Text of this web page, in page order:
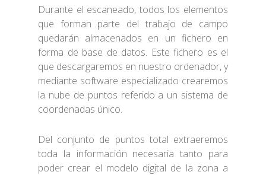
Durante el escaneado, todos los elementos
que forman parte del trabajo de campo
quedarán almacenados en un fichero en
forma de base de datos. Este fichero es el
que descargaremos en nuestro ordenador, y
mediante software especializado crearemos
la nube de puntos referido a un sistema de
coordenadas único.
Del conjunto de puntos total extraeremos
toda la información necesaria tanto para
poder crear el modelo digital de la zona a